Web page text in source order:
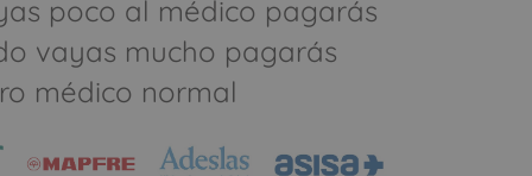
poco al médico pagarás
vayas mucho pagarás
médico normal